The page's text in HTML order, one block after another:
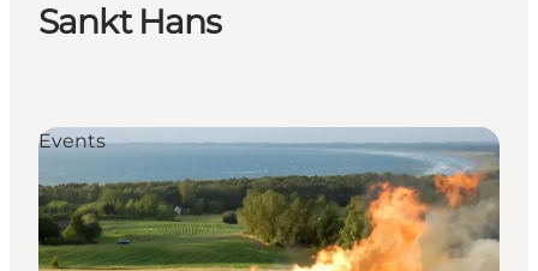
Quoi faire
Hébergements
Planifiez votre voyage
Sankt Hans
Events